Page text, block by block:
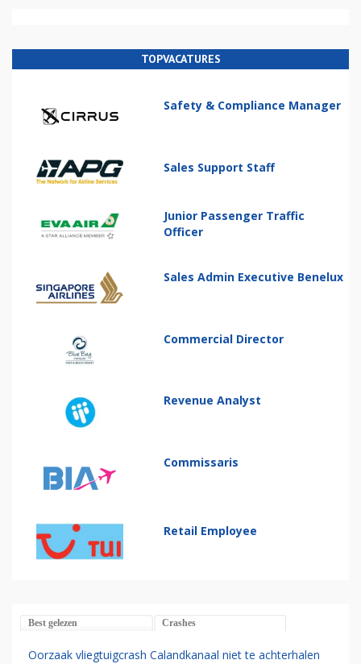
TOPVACATURES
Safety & Compliance Manager
Sales Support Staff
Junior Passenger Traffic
Officer
Sales Admin Executive Benelux
Commercial Director
Revenue Analyst
Commissaris
Retail Employee
Best gelezen Crashes
Oorzaak vliegtuigcrash Calandkanaal niet te achterhalen